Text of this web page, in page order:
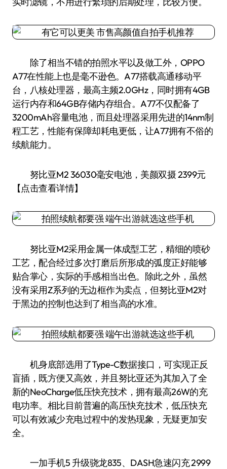
除了相当不错的拍照水平以及做工外，OPPO
A77在性能上也是毫不逊色。A77搭载高通移动平
台，八核处理器，最高主频2.0GHz，同时拥有4GB
运行内存和64GB存储内存组合。A77不仅配备了
3200mAh容量电池，而且处理器采用先进的14nm制
程工艺，性能有保障却耗电更低，让A77拥有不俗的
续航能力。
努比亚M2 36030毫安电池，美颜双摄 2399元
【点击查看详情】
努比亚M2采用金属一体成型工艺，精细的喷砂
工艺，配合经过多次打磨后所形成的弧度正好能够
贴合掌心，实际的手感相当出色。除此之外，虽然
没有采用Z系列的无边框作为卖点，但努比亚M2对
于黑边的控制也达到了相当高的水准。
机身底部选用了Type-C数据接口，可实现正反
盲插，既方便又高效，并且努比亚还为其加入了全
新的NeoCharge低压快充技术，拥有最高26W的充
电功率。相比目前普遍的高压快充技术，低压快充
可以有效减少充电过程中的发热现象，无疑更加安
全。
一加手机5 升级骁龙835、DASH急速闪充 2999